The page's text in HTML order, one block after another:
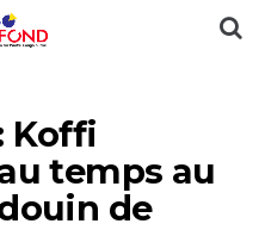
Koffi
temps au
de